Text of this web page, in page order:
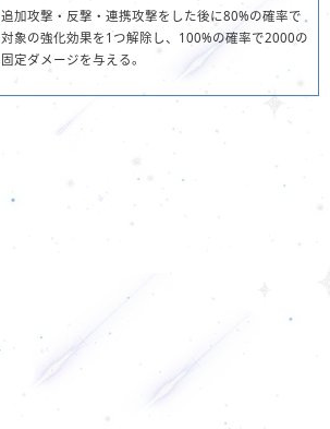
追加攻撃・反撃・連携攻撃をした後に80%の確率で
対象の強化効果を1つ解除し、100%の確率で2000の
固定ダメージを与える。